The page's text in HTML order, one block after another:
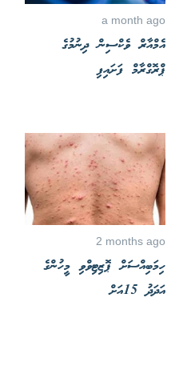
a month ago
އެމްއާރް ވެކްސިން ދިނުމުގެ
ޕްރޮގްރާމް ފަށައިފި
2 months ago
ހިމަބިއްސަށް ޕޮޒިޓިވްވި މީހުންގެ
އަދަދު 15އަށް